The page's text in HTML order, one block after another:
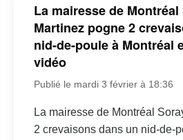
La mairesse de Montréal
Martinez pogne 2
nid-de-poule à Montréal
vidéo
Publié le mardi 3 février à 18:36
La mairesse de Montréal
2 crevaisons dans un nid-de-